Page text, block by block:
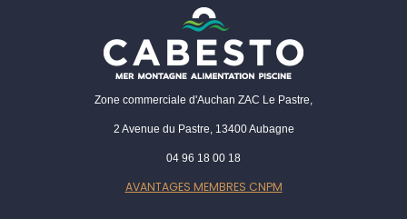
Zone commerciale d'Auchan ZAC Le Pastre,
2 Avenue du Pastre, 13400 Aubagne
04 96 18 00 18
AVANTAGES MEMBRES CNPM